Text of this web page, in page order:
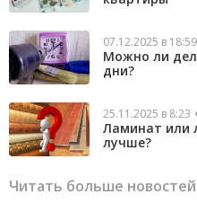
07.12.2025 в 18:59
Можно ли
дни?
25.11.2025 в 8:23
Ламинат или
лучше?
Читать больше